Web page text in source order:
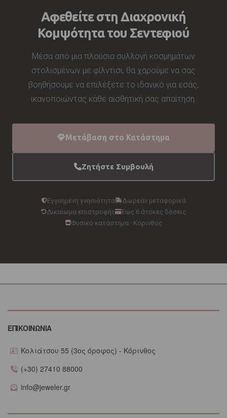
Αφεθείτε στη Διαχρονική
Κομψότητα του Σεντεφιού
Μέσα από μια πλούσια συλλογή κοσμημάτων
στολισμένων με φίλντισι, θα χαρούμε να σας
βοηθήσουμε να επιλέξετε το ιδανικό για εσάς,
ικανοποιώντας κάθε αισθητική σας απαίτηση.
Μετάβαση στο Κατάστημα
Ζητήστε Συμβουλή
Εγγυημένη γνησιότητα
Δωρεάν μεταφορικά
Δικαίωμα επιστροφής
Έως 6 άτοκες δόσεις
Φυσικό κατάστημα · Κόρινθος
ΕΠΙΚΟΙΝΩΝΙΑ
Κολιάτσου 55 (3ος όροφος) - Κόρινθος
(+30) 27410 88000
info@jeweler.gr